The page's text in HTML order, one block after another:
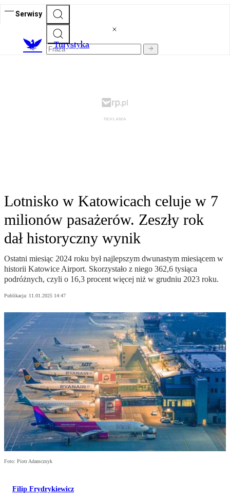
Serwisy
Turystyka
Lotnisko w Katowicach celuje w 7
milionów pasażerów. Zeszły rok
dał historyczny wynik
Ostatni miesiąc 2024 roku był najlepszym dwunastym miesiącem w
historii Katowice Airport. Skorzystało z niego 362,6 tysiąca
podróżnych, czyli o 16,3 procent więcej niż w grudniu 2023 roku.
Publikacja: 11.01.2025 14:47
Foto: Piotr Adamczxyk
Filip Frydrykiewicz